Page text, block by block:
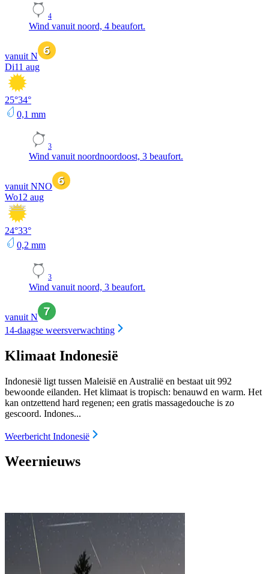
4
Wind vanuit noord, 4 beaufort.
vanuit N
Di11 aug
25°34°
0,1 mm
3
Wind vanuit noordnoordoost, 3 beaufort.
vanuit NNO
Wo12 aug
24°33°
0,2 mm
3
Wind vanuit noord, 3 beaufort.
vanuit N
14-daagse weersverwachting
Klimaat Indonesië
Indonesië ligt tussen Maleisië en Australië en bestaat uit 992
bewoonde eilanden. Het klimaat is tropisch: benauwd en warm. Het
kan ontzettend hard regenen; een gratis massagedouche is zo
gescoord. Indones...
Weerbericht Indonesië
Weernieuws